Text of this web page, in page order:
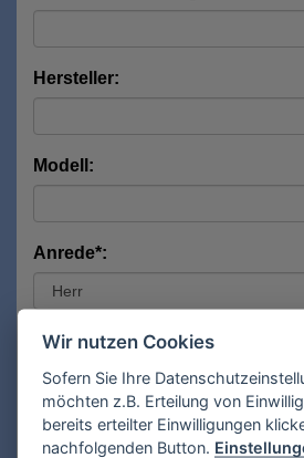
Hersteller:
Modell:
Anrede*:
Vorname*:
Nachname*:
Wir nutzen Cookies
Sofern Sie Ihre
möchten z.B. Erteilung von
bereits erteilter Einwilligungen
nachfolgenden Button.